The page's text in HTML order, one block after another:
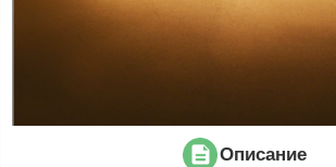
Описание